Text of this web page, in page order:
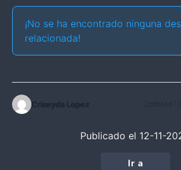
¡No se ha encontrado ninguna
relacionada!
Criseyda Lopez
Publicado el 12-11-
Ir a